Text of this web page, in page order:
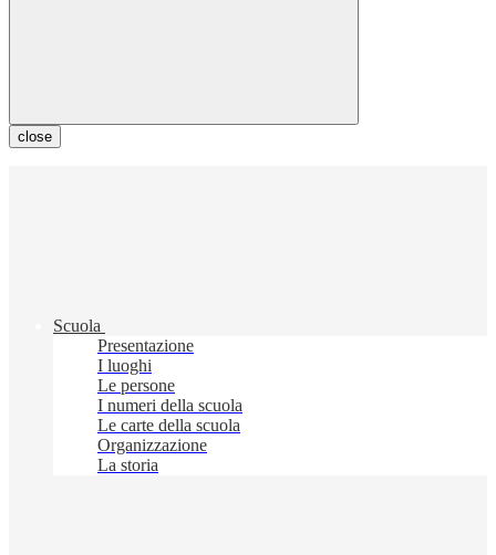
close
Scuola
Presentazione
I luoghi
Le persone
I numeri della scuola
Le carte della scuola
Organizzazione
La storia